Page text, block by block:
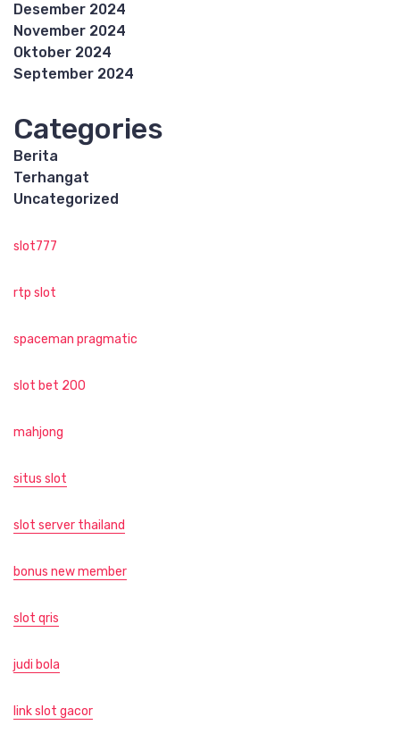
Desember 2024
November 2024
Oktober 2024
September 2024
Categories
Berita
Terhangat
Uncategorized
slot777
rtp slot
spaceman pragmatic
slot bet 200
mahjong
situs slot
slot server thailand
bonus new member
slot qris
judi bola
link slot gacor